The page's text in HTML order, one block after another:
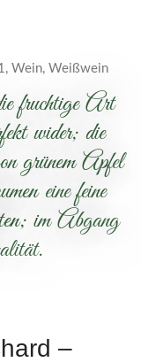
, Wein, Weißwein
fruchtige Art
wider; die
grünem Apfel
eine feine
im Abgang
–